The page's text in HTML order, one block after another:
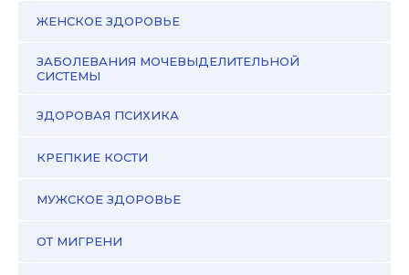
ЖЕНСКОЕ ЗДОРОВЬЕ
ЗАБОЛЕВАНИЯ МОЧЕВЫДЕЛИТЕЛЬНОЙ
СИСТЕМЫ
ЗДОРОВАЯ ПСИХИКА
КРЕПКИЕ КОСТИ
МУЖСКОЕ ЗДОРОВЬЕ
ОТ МИГРЕНИ